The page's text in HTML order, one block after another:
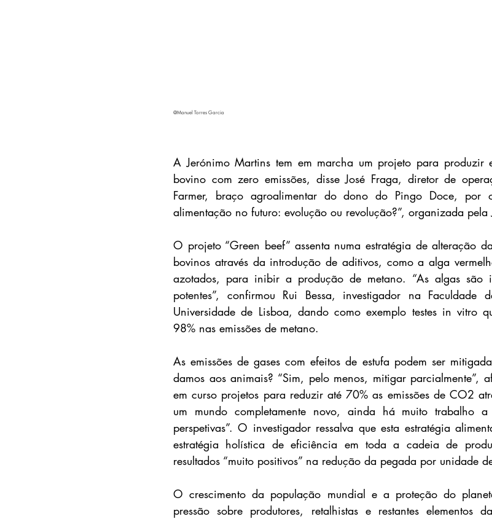
@Manuel Torres Garcia
A Jerónimo Martins tem em marcha um projeto para produzir
bovino com zero emissões, disse José Fraga, diretor de
Farmer, braço agroalimentar do dono do Pingo Doce, por
alimentação no futuro: evolução ou revolução?”, organizada pela
O projeto “Green beef” assenta numa estratégia de alteração
bovinos através da introdução de aditivos, como a alga
azotados, para inibir a produção de metano. “As algas são
potentes”, confirmou Rui Bessa, investigador na Faculdade
Universidade de Lisboa, dando como exemplo testes in vitro
98% nas emissões de metano.
As emissões de gases com efeitos de estufa podem ser
damos aos animais? “Sim, pelo menos, mitigar parcialmente”,
em curso projetos para reduzir até 70% as emissões de CO2
um mundo completamente novo, ainda há muito trabalho
perspetivas”. O investigador ressalva que esta estratégia
estratégia holística de eficiência em toda a cadeia de
resultados “muito positivos” na redução da pegada por unidade
O crescimento da população mundial e a proteção do
pressão sobre produtores, retalhistas e restantes elementos